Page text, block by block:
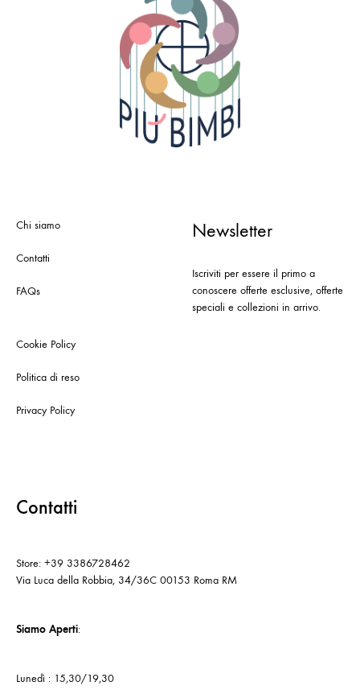
Chi siamo
Contatti
FAQs
Cookie Policy
Politica di reso
Privacy Policy
Newsletter
Iscriviti per essere il primo a
conoscere offerte esclusive, offerte
speciali e collezioni in arrivo.
Contatti
Store: +39 3386728462
Via Luca della Robbia, 34/36C 00153 Roma RM
Siamo Aperti:
Lunedì : 15,30/19,30